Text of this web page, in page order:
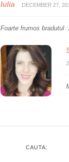
Iulia DECEMBER 27,
Foarte frumos bradutul
CAUTA: